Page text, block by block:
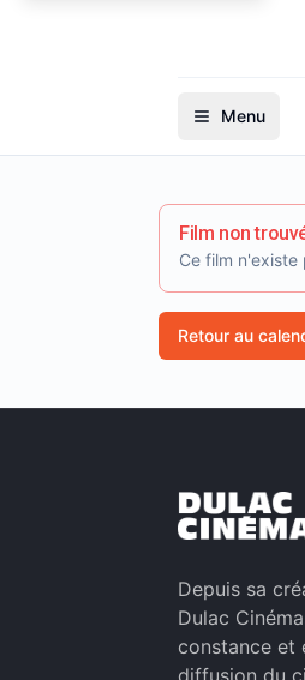
Menu
Film non
Ce film n'existe
Retour au
Depuis sa
Dulac
constance et
diffusion du